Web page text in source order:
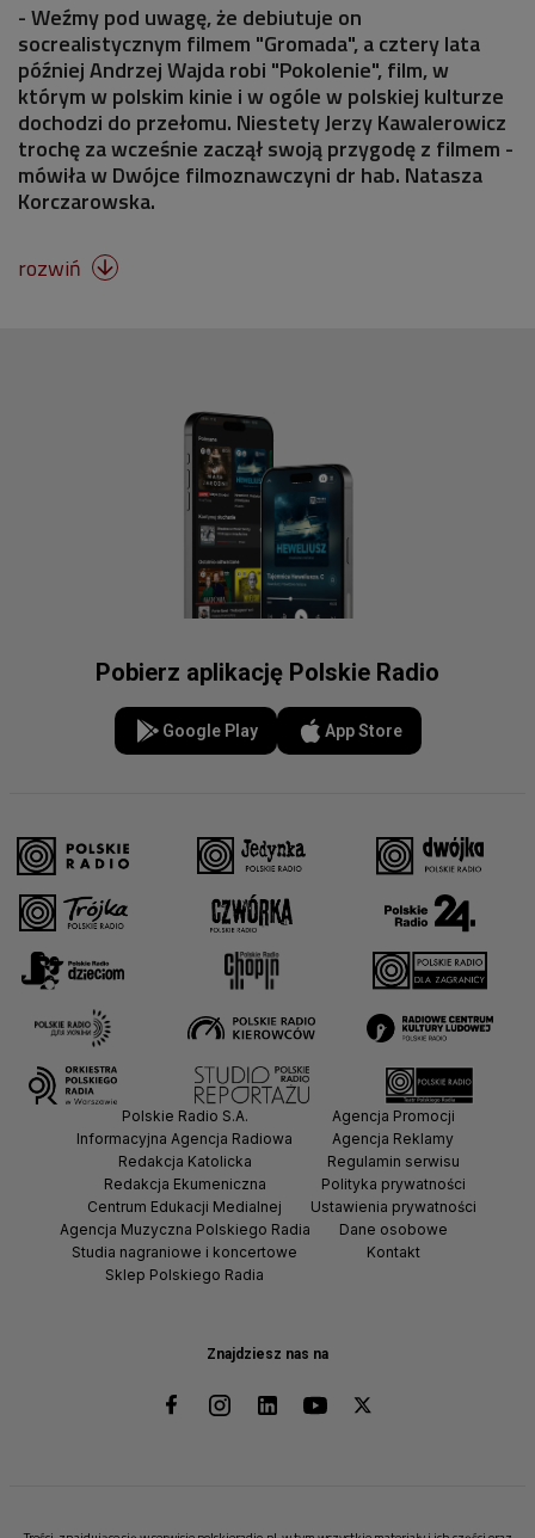
- Weźmy pod uwagę, że debiutuje on
socrealistycznym filmem "Gromada", a cztery lata
później Andrzej Wajda robi "Pokolenie", film, w
którym w polskim kinie i w ogóle w polskiej kulturze
dochodzi do przełomu. Niestety Jerzy Kawalerowicz
trochę za wcześnie zaczął swoją przygodę z filmem -
mówiła w Dwójce filmoznawczyni dr hab. Natasza
Korczarowska.
rozwiń 
Pobierz aplikację Polskie Radio
Google Play App Store
Znajdziesz nas na
Polskie Radio S.A.
Informacyjna Agencja Radiowa
Redakcja Katolicka
Redakcja Ekumeniczna
Centrum Edukacji Medialnej
Agencja Muzyczna Polskiego Radia
Studia nagraniowe i koncertowe
Sklep Polskiego Radia
Agencja Promocji
Agencja Reklamy
Regulamin serwisu
Polityka prywatności
Ustawienia prywatności
Dane osobowe
Kontakt